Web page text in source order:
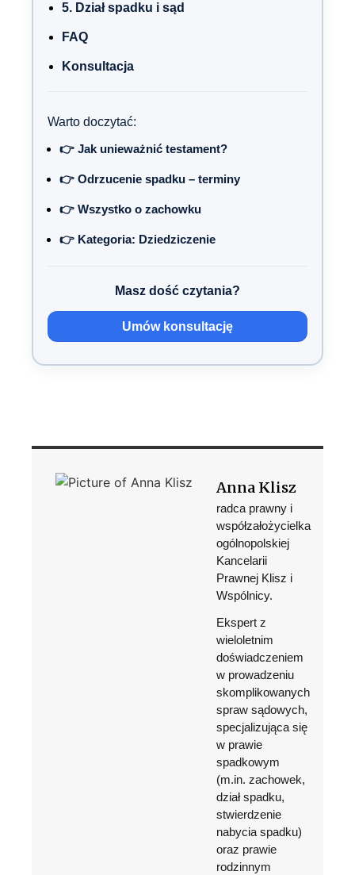
5. Dział spadku i sąd
FAQ
Konsultacja
Warto doczytać:
👉 Jak unieważnić testament?
👉 Odrzucenie spadku – terminy
👉 Wszystko o zachowku
👉 Kategoria: Dziedziczenie
Masz dość czytania?
Umów konsultację
Anna Klisz
radca prawny i
współzałożycielka
ogólnopolskiej
Kancelarii
Prawnej Klisz i
Wspólnicy.
Ekspert z
wieloletnim
doświadczeniem
w prowadzeniu
skomplikowanych
spraw sądowych,
specjalizująca się
w prawie
spadkowym
(m.in. zachowek,
dział spadku,
stwierdzenie
nabycia spadku)
oraz prawie
rodzinnym